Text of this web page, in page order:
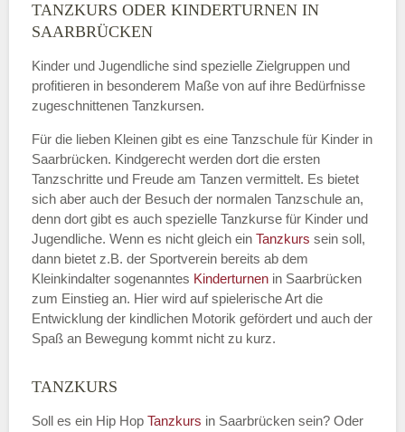
Name
E-Mail*
Name der Tanzschule
Kontakt E-Mail
TANZKURS ODER KINDERTURNEN IN
SAARBRÜCKEN
Kinder und Jugendliche sind spezielle Zielgruppen und
profitieren in besonderem Maße von auf ihre Bedürfnisse
zugeschnittenen Tanzkursen.
Für die lieben Kleinen gibt es eine Tanzschule für Kinder in
Saarbrücken. Kindgerecht werden dort die ersten
Tanzschritte und Freude am Tanzen vermittelt. Es bietet
sich aber auch der Besuch der normalen Tanzschule an,
denn dort gibt es auch spezielle Tanzkurse für Kinder und
Jugendliche. Wenn es nicht gleich ein Tanzkurs sein soll,
dann bietet z.B. der Sportverein bereits ab dem
Kleinkindalter sogenanntes Kinderturnen in Saarbrücken
zum Einstieg an. Hier wird auf spielerische Art die
Entwicklung der kindlichen Motorik gefördert und auch der
Spaß an Bewegung kommt nicht zu kurz.
TANZKURS
Soll es ein Hip Hop Tanzkurs in Saarbrücken sein? Oder